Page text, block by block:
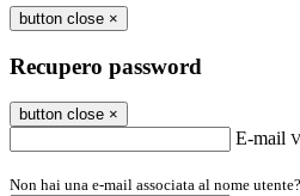
button close ×
Recupero password
button close ×
E-mail
Non hai una e-mail associata al nome